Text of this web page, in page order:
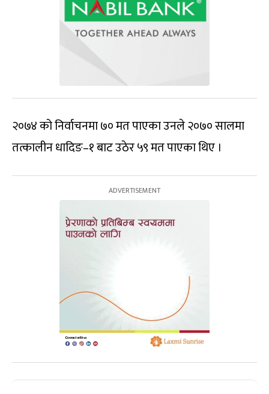
२०७४ को निर्वाचनमा ७० मत पाएका उनले २०७० सालमा
तत्कालीन धादिङ–१ बाट उठेर ५९ मत पाएका थिए ।